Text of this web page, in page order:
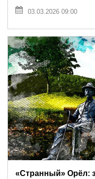
03.03.2026 09:00
«Странный» Орёл: